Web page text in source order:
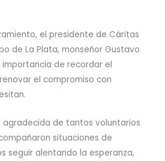
el presidente de Cáritas
de La Plata, monseñor Gustavo
de recordar el
el compromiso con
agradecida de tantos voluntarios
situaciones de
seguir alentando la esperanza,